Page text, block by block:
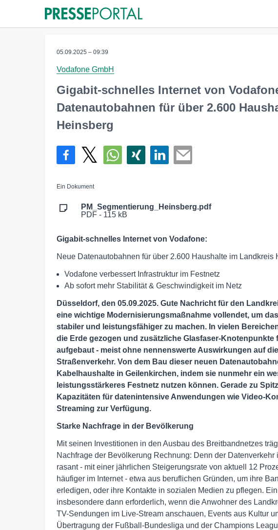
05.09.2025 – 09:39
Vodafone GmbH
Gigabit-schnelles Internet von
Datenautobahnen für über 2.600
Heinsberg
Ein Dokument
PM_Segmentierung_Heinsberg.pdf
PDF - 115 kB
Gigabit-schnelles Internet von Vodafone:
Neue Datenautobahnen für über 2.600 Haushalte im Landkreis
Vodafone verbessert Infrastruktur im Festnetz
Ab sofort mehr Stabilität & Geschwindigkeit im Netz
Düsseldorf, den 05.09.2025. Gute Nachricht für den
eine wichtige Modernisierungsmaßnahme vollendet, um
stabiler und leistungsfähiger zu machen. In vielen
die Erde gezogen und zusätzliche Glasfaser-Knotenpunkte
aufgebaut - meist ohne nennenswerte Auswirkungen auf
Straßenverkehr. Von dem Bau dieser neuen
Kabelhaushalte in Geilenkirchen, indem sie nunmehr ein
leistungsstärkeres Festnetz nutzen können. Gerade zu
Kapazitäten für datenintensive Anwendungen wie Video-
Streaming zur Verfügung.
Starke Nachfrage in der Bevölkerung
Mit seinen Investitionen in den Ausbau des Breitbandnetzes
Nachfrage der Bevölkerung Rechnung: Denn der
rasant - mit einer jährlichen Steigerungsrate von aktuell 12
häufiger im Internet - etwa aus beruflichen Gründen, um ihre
erledigen, oder ihre Kontakte in sozialen Medien zu pflegen.
insbesondere dann erforderlich, wenn die Anwohner des
TV-Sendungen im Live-Stream anschauen, Events aus Kultur
Übertragung der Fußball-Bundesliga und der Champions